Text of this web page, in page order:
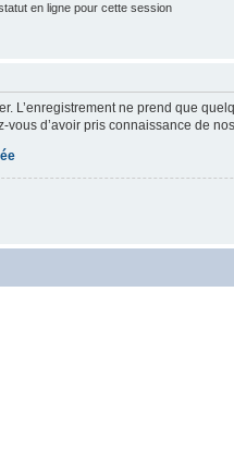
en ligne pour cette session
L’enregistrement ne prend que
d’avoir pris connaissance de